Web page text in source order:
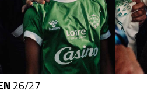
26/27